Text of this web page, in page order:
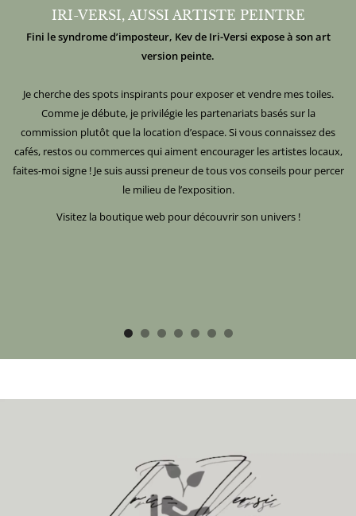
IRI-VERSI, AUSSI ARTISTE PEINTRE
Fini le syndrome d’imposteur, Kev de Iri-Versi expose à son art
version peinte.
Je cherche des spots inspirants pour exposer et vendre mes toiles.
Comme je débute, je privilégie les partenariats basés sur la
commission plutôt que la location d’espace. Si vous connaissez des
cafés, restos ou commerces qui aiment encourager les artistes locaux,
faites-moi signe ! Je suis aussi preneur de tous vos conseils pour percer
le milieu de l’exposition.
Visitez la boutique web pour découvrir son univers !